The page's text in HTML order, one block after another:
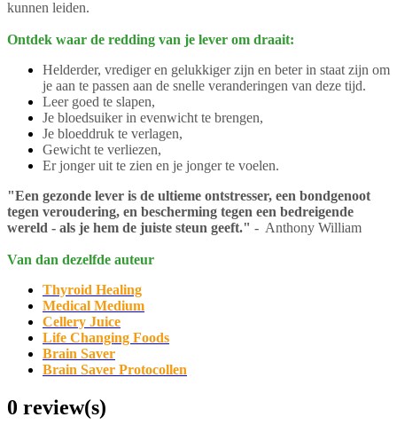
kunnen leiden.
Ontdek waar de redding van je lever om draait:
Helderder, vrediger en gelukkiger zijn en beter in staat zijn om
je aan te passen aan de snelle veranderingen van deze tijd.
Leer goed te slapen,
Je bloedsuiker in evenwicht te brengen,
Je bloeddruk te verlagen,
Gewicht te verliezen,
Er jonger uit te zien en je jonger te voelen.
"Een gezonde lever is de ultieme ontstresser, een bondgenoot
tegen veroudering, en bescherming tegen een bedreigende
wereld - als je hem de juiste steun geeft." - Anthony William
Van dan dezelfde auteur
Thyroid Healing
Medical Medium
Cellery Juice
Life Changing Foods
Brain Saver
Brain Saver Protocollen
0 review(s)